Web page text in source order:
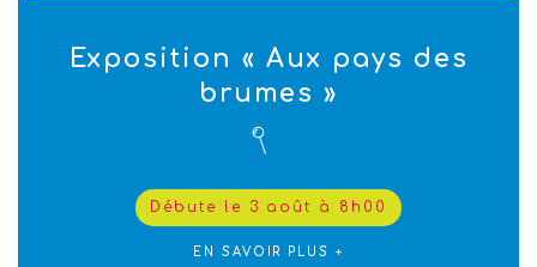
Exposition « Aux pays des
brumes »
Débute le 3 août à 8h00
EN SAVOIR PLUS +